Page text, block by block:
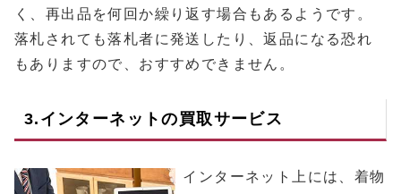
く、再出品を何回か繰り返す場合もあるようです。
落札されても落札者に発送したり、返品になる恐れ
もありますので、おすすめできません。
3.インターネットの買取サービス
インターネット上には、着物